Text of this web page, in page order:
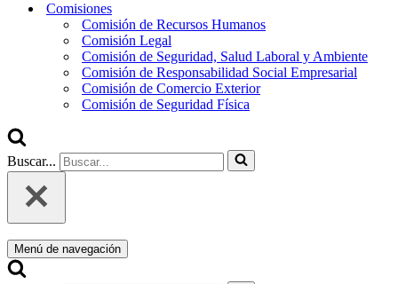
Comisiones
Comisión de Recursos Humanos
Comisión Legal
Comisión de Seguridad, Salud Laboral y Ambiente
Comisión de Responsabilidad Social Empresarial
Comisión de Comercio Exterior
Comisión de Seguridad Física
Buscar...
Menú de navegación